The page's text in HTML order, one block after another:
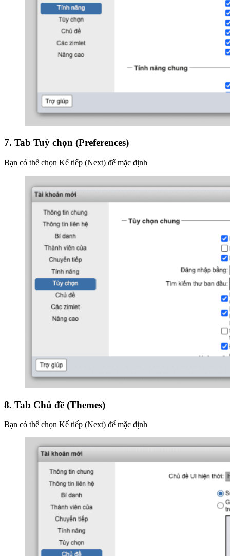
7. Tab Tuỳ chọn (Preferences)
Bạn có thể chọn Kế tiếp (Next) để mặc định
8. Tab Chủ đề (Themes)
Bạn có thể chọn Kế tiếp (Next) để mặc định